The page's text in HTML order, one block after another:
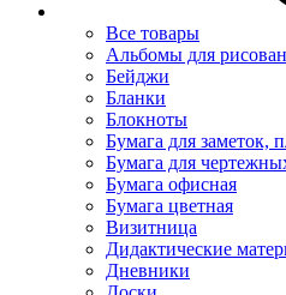
Все товары
Альбомы для
Бейджи
Бланки
Блокноты
Бумага для заметок,
Бумага для
Бумага офисная
Бумага цветная
Визитница
Дидактические
Дневники